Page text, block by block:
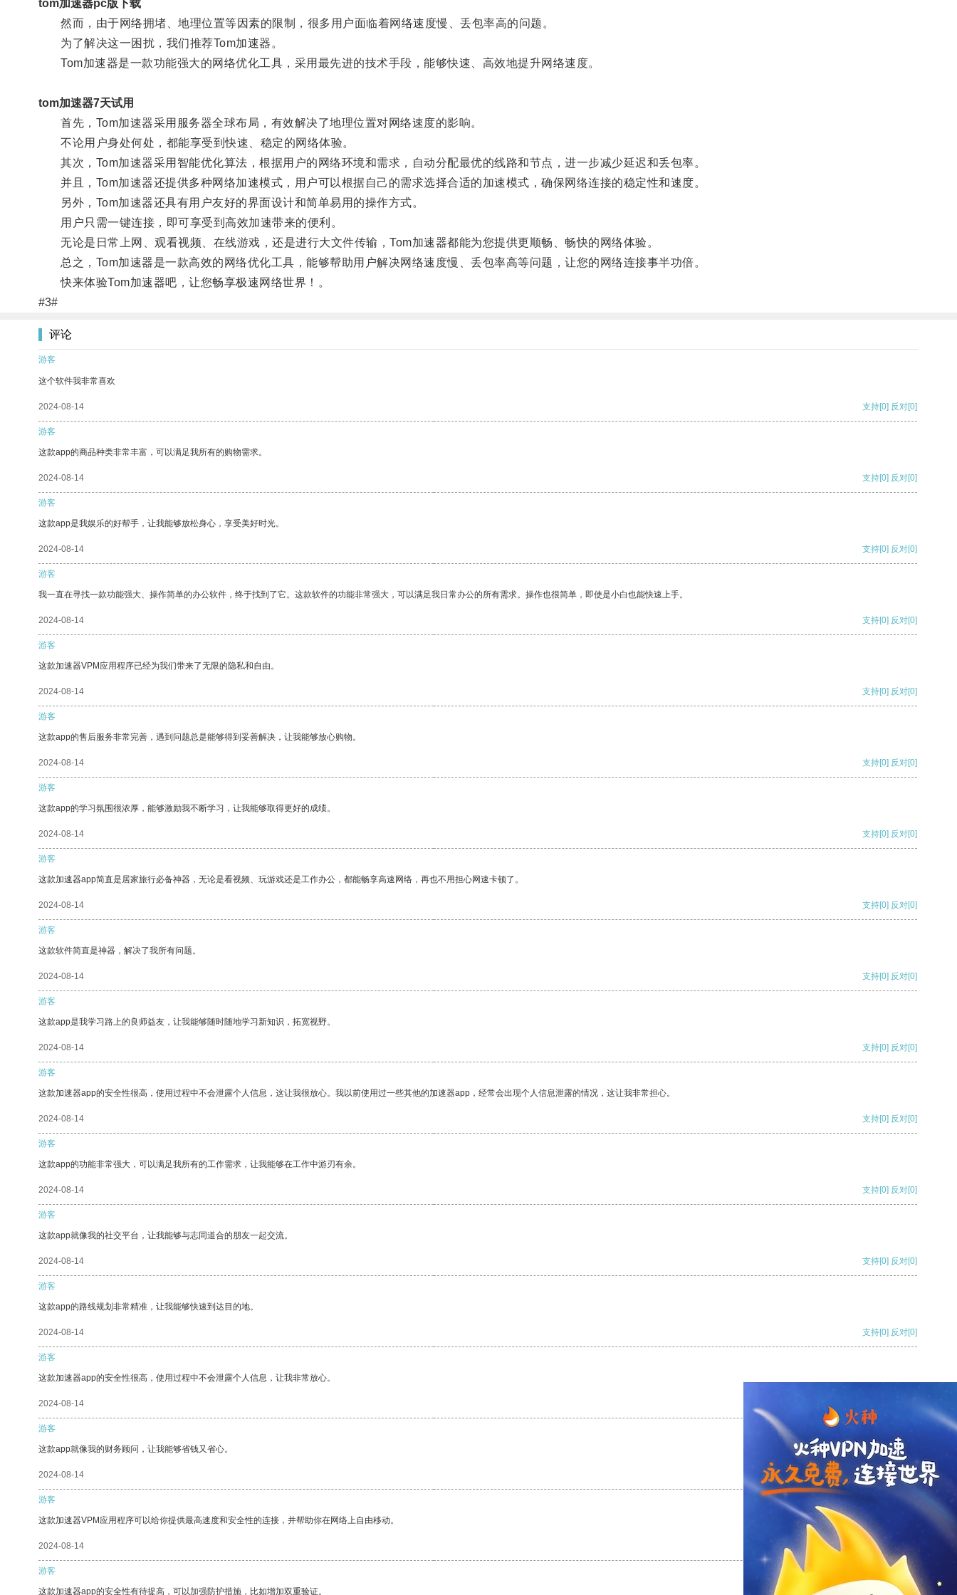
tom加速器pc版下载
然而，由于网络拥堵、地理位置等因素的限制，很多用户面临着网络速度慢、丢包率高的问题。
为了解决这一困扰，我们推荐Tom加速器。
Tom加速器是一款功能强大的网络优化工具，采用最先进的技术手段，能够快速、高效地提升网络速度。
tom加速器7天试用
首先，Tom加速器采用服务器全球布局，有效解决了地理位置对网络速度的影响。
不论用户身处何处，都能享受到快速、稳定的网络体验。
其次，Tom加速器采用智能优化算法，根据用户的网络环境和需求，自动分配最优的线路和节点，进一步减少延迟和丢包率。
并且，Tom加速器还提供多种网络加速模式，用户可以根据自己的需求选择合适的加速模式，确保网络连接的稳定性和速度。
另外，Tom加速器还具有用户友好的界面设计和简单易用的操作方式。
用户只需一键连接，即可享受到高效加速带来的便利。
无论是日常上网、观看视频、在线游戏，还是进行大文件传输，Tom加速器都能为您提供更顺畅、畅快的网络体验。
总之，Tom加速器是一款高效的网络优化工具，能够帮助用户解决网络速度慢、丢包率高等问题，让您的网络连接事半功倍。
快来体验Tom加速器吧，让您畅享极速网络世界！。
#3#
评论
游客
这个软件我非常喜欢
2024-08-14 支持[0] 反对[0]
游客
这款app的商品种类非常丰富，可以满足我所有的购物需求。
2024-08-14 支持[0] 反对[0]
游客
这款app是我娱乐的好帮手，让我能够放松身心，享受美好时光。
2024-08-14 支持[0] 反对[0]
游客
我一直在寻找一款功能强大、操作简单的办公软件，终于找到了它。这款软件的功能非常强大，可以满足我日常办公的所有需求。操作也很简单，即使是小白也能快速上手。
2024-08-14 支持[0] 反对[0]
游客
这款加速器VPM应用程序已经为我们带来了无限的隐私和自由。
2024-08-14 支持[0] 反对[0]
游客
这款app的售后服务非常完善，遇到问题总是能够得到妥善解决，让我能够放心购物。
2024-08-14 支持[0] 反对[0]
游客
这款app的学习氛围很浓厚，能够激励我不断学习，让我能够取得更好的成绩。
2024-08-14 支持[0] 反对[0]
游客
这款加速器app简直是居家旅行必备神器，无论是看视频、玩游戏还是工作办公，都能畅享高速网络，再也不用担心网速卡顿了。
2024-08-14 支持[0] 反对[0]
游客
这款软件简直是神器，解决了我所有问题。
2024-08-14 支持[0] 反对[0]
游客
这款app是我学习路上的良师益友，让我能够随时随地学习新知识，拓宽视野。
2024-08-14 支持[0] 反对[0]
游客
这款加速器app的安全性很高，使用过程中不会泄露个人信息，这让我很放心。我以前使用过一些其他的加速器app，经常会出现个人信息泄露的情况，这让我非常担心。
2024-08-14 支持[0] 反对[0]
游客
这款app的功能非常强大，可以满足我所有的工作需求，让我能够在工作中游刃有余。
2024-08-14 支持[0] 反对[0]
游客
这款app就像我的社交平台，让我能够与志同道合的朋友一起交流。
2024-08-14 支持[0] 反对[0]
游客
这款app的路线规划非常精准，让我能够快速到达目的地。
2024-08-14 支持[0] 反对[0]
游客
这款加速器app的安全性很高，使用过程中不会泄露个人信息，让我非常放心。
2024-08-14
游客
这款app就像我的财务顾问，让我能够省钱又省心。
2024-08-14 支持 [0] 反对[0]
游客
这款加速器VPM应用程序可以给你提供最高速度和安全性的连接，并帮助你在网络上自由移动。
2024-08-14 支持[0] 反对
游客
这款加速器app的安全性有待提高，可以加强防护措施，比如增加双重验证。